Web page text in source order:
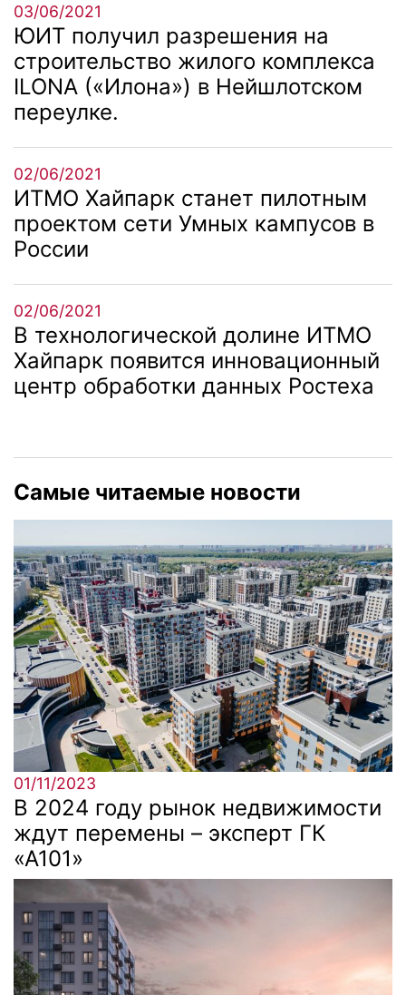
03/06/2021
ЮИТ получил разрешения на
строительство жилого комплекса
ILONA («Илона») в Нейшлотском
переулке.
02/06/2021
ИТМО Хайпарк станет пилотным
проектом сети Умных кампусов в
России
02/06/2021
В технологической долине ИТМО
Хайпарк появится инновационный
центр обработки данных Ростеха
Самые читаемые новости
01/11/2023
В 2024 году рынок недвижимости
ждут перемены – эксперт ГК
«А101»